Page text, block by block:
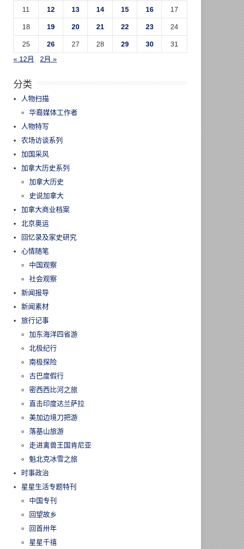
11 12 13 14 15 16 17
18 19 20 21 22 23 24
25 26 27 28 29 30
31
« 12月
2月 »
分类
人物扫描
华裔媒体工作者
人物特写
农场访谈系列
加国采风
加拿大历史系列
加拿大历史
史说加拿大
加拿大商业档案
北京奥运
回忆录及家史研究
心情随笔
中国观察
社会观察
新闻报导
新闻素材
旅行记事
加东海洋四省游
北极纪行
南极探险
古巴度假行
密西西比河之旅
直击印度达兰萨拉
美加边境刀把游
落基山旅游
走进禽兽王国肯尼亚
魁北克冰雪之旅
时事政治
星星生活专题特刊
中国专刊
回望故乡
回首卅年
星星千禧